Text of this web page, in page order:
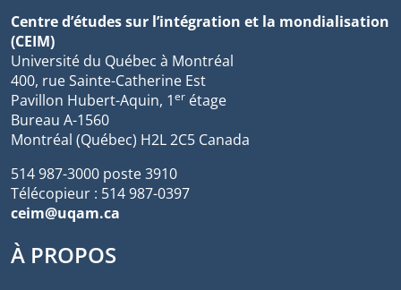
Centre d’études sur l’intégration et la mondialisation
(CEIM)
Université du Québec à Montréal
400, rue Sainte-Catherine Est
Pavillon Hubert-Aquin, 1er étage
Bureau A-1560
Montréal (Québec) H2L 2C5 Canada
514 987-3000 poste 3910
Télécopieur : 514 987-0397
ceim@uqam.ca
À PROPOS